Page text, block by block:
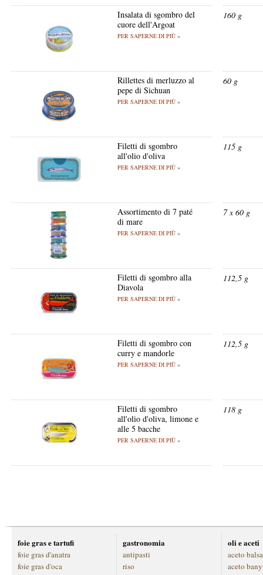
Insalata di sgombro del
cuore dell'Argoat
PER SAPERNE DI PIÙ »
160 g
Rillettes di merluzzo al
pepe di Sichuan
PER SAPERNE DI PIÙ »
60 g
Filetti di sgombro
all'olio d'oliva
PER SAPERNE DI PIÙ »
115 g
Assortimento di 7 paté
di mare
PER SAPERNE DI PIÙ »
7 x 60 g
Filetti di sgombro alla
Diavola
PER SAPERNE DI PIÙ »
112,5 g
Filetti di sgombro con
curry e mandorle
PER SAPERNE DI PIÙ »
112,5 g
Filetti di sgombro
all'olio d'oliva, limone e
alle 5 bacche
PER SAPERNE DI PIÙ »
118 g
foie gras e tartufi
foie gras d'anatra
foie gras d'oca
gastronomia
antipasti
riso
oli e aceti
aceto
aceto